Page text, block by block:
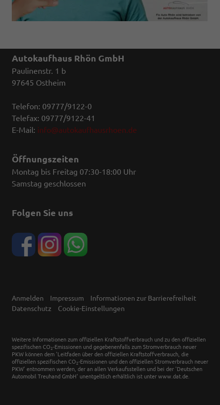
Autokaufhaus Rhön GmbH
Paulinenstr. 1 b
97645 Ostheim
Telefon: 09777/9122-0
Telefax: 09777/9122-41
E-Mail: info@autokaufhausrhoen.de
Öffnungszeiten
Montag bis Freitag 07:30-18:00 Uhr
Samstag geschlossen
Folgen Sie uns
Anmelden Impressum
Informationen zur Barrierefreiheit
Datenschutz
Cookie-Einstellungen
Weitere Informationen zum offiziellen Kraftstoffverbrauch und zu den offiziellen
spezifischen CO 2-Emissionen und gegebenenfalls zum Stromverbrauch neuer
PKW können dem 'Leitfaden über den offiziellen Kraftstoffverbrauch, die
offiziellen spezifischen CO 2-Emissionen und den offiziellen Stromverbrauch neuer
PKW' entnommen werden, der an allen Verkaufsstellen und bei der 'Deutschen
Automobil Treuhand GmbH' unentgeltlich erhältlich ist unter www.dat.de.